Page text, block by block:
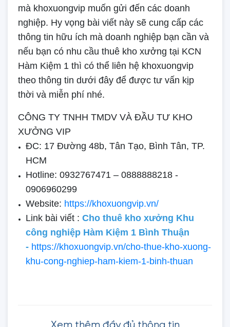
mà khoxuongvip muốn gửi đến các doanh
nghiệp. Hy vọng bài viết này sẽ cung cấp các
thông tin hữu ích mà doanh nghiệp bạn cần và
nếu bạn có nhu cầu thuê kho xưởng tại KCN
Hàm Kiệm 1 thì có thể liên hệ khoxuongvip
theo thông tin dưới đây để được tư vấn kịp
thời và miễn phí nhé.
CÔNG TY TNHH TMDV VÀ ĐẦU TƯ KHO
XƯỞNG VIP
ĐC: 17 Đường 48b, Tân Tạo, Bình Tân, TP.
HCM
Hotline: 0932767471 – 0888888218 -
0906960299
Website: https://khoxuongvip.vn/
Link bài viết : Cho thuê kho xưởng Khu
công nghiệp Hàm Kiệm 1 Bình Thuận
- https://khoxuongvip.vn/cho-thue-kho-xuong-
khu-cong-nghiep-ham-kiem-1-binh-thuan